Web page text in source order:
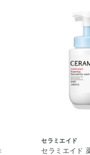
セラミエイド
セラミエイド